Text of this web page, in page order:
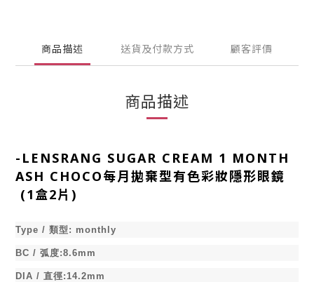
商品描述 送貨及付款方式 顧客評價
商品描述
- LENSRANG SUGAR CREAM 1 MONTH
ASH CHOCO每月拋棄型有色彩妝隱形眼鏡
(1盒2片)
Type / 類型 : monthly
BC / 弧度:8.6mm
DIA / 直徑:14.2mm